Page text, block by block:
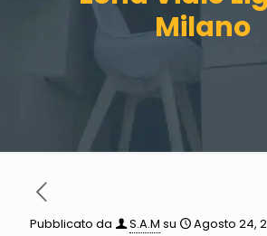
Milano
Pubblicato da S.A.M su Agosto 24,